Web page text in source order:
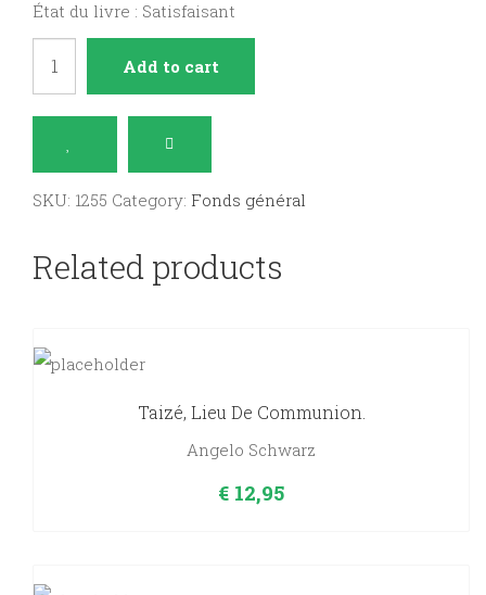
État du livre : Satisfaisant
de
rugby
joueurs,
les
les
résultas
Add to cart
SKU: 1255 Category: Fonds général
Related products
Taizé, Lieu De Communion.
Angelo Schwarz
€ 12,95